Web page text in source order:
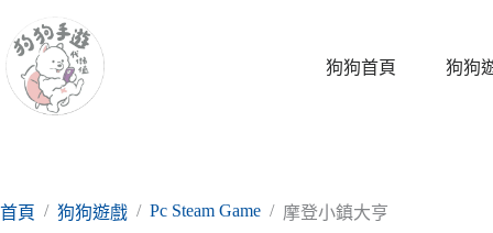
至
要
狗狗首頁 狗狗
首頁 / 狗狗遊戲 / Pc Steam Game / 摩登小鎮大亨